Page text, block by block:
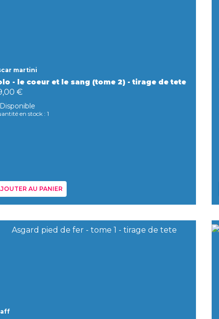
martini
- le coeur et le sang (tome 2) - tirage de tete
€
Disponible
en stock : 1
AU PANIER